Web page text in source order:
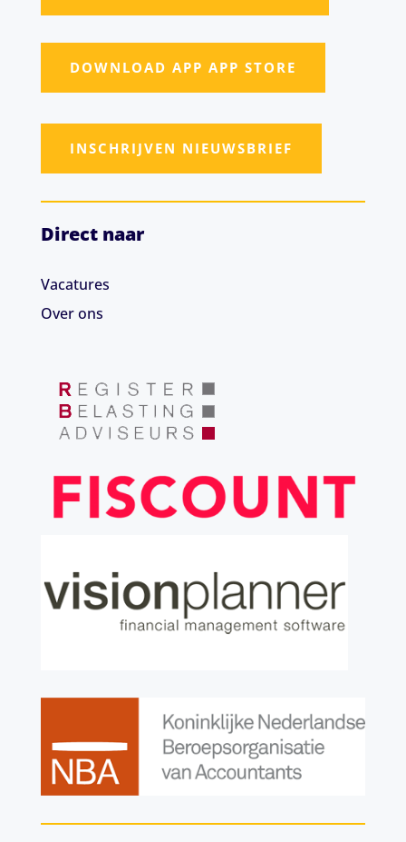
DOWNLOAD APP APP STORE
INSCHRIJVEN NIEUWSBRIEF
Direct naar
Vacatures
Over ons